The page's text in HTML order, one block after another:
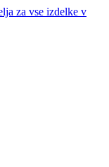
za vse izdelke v